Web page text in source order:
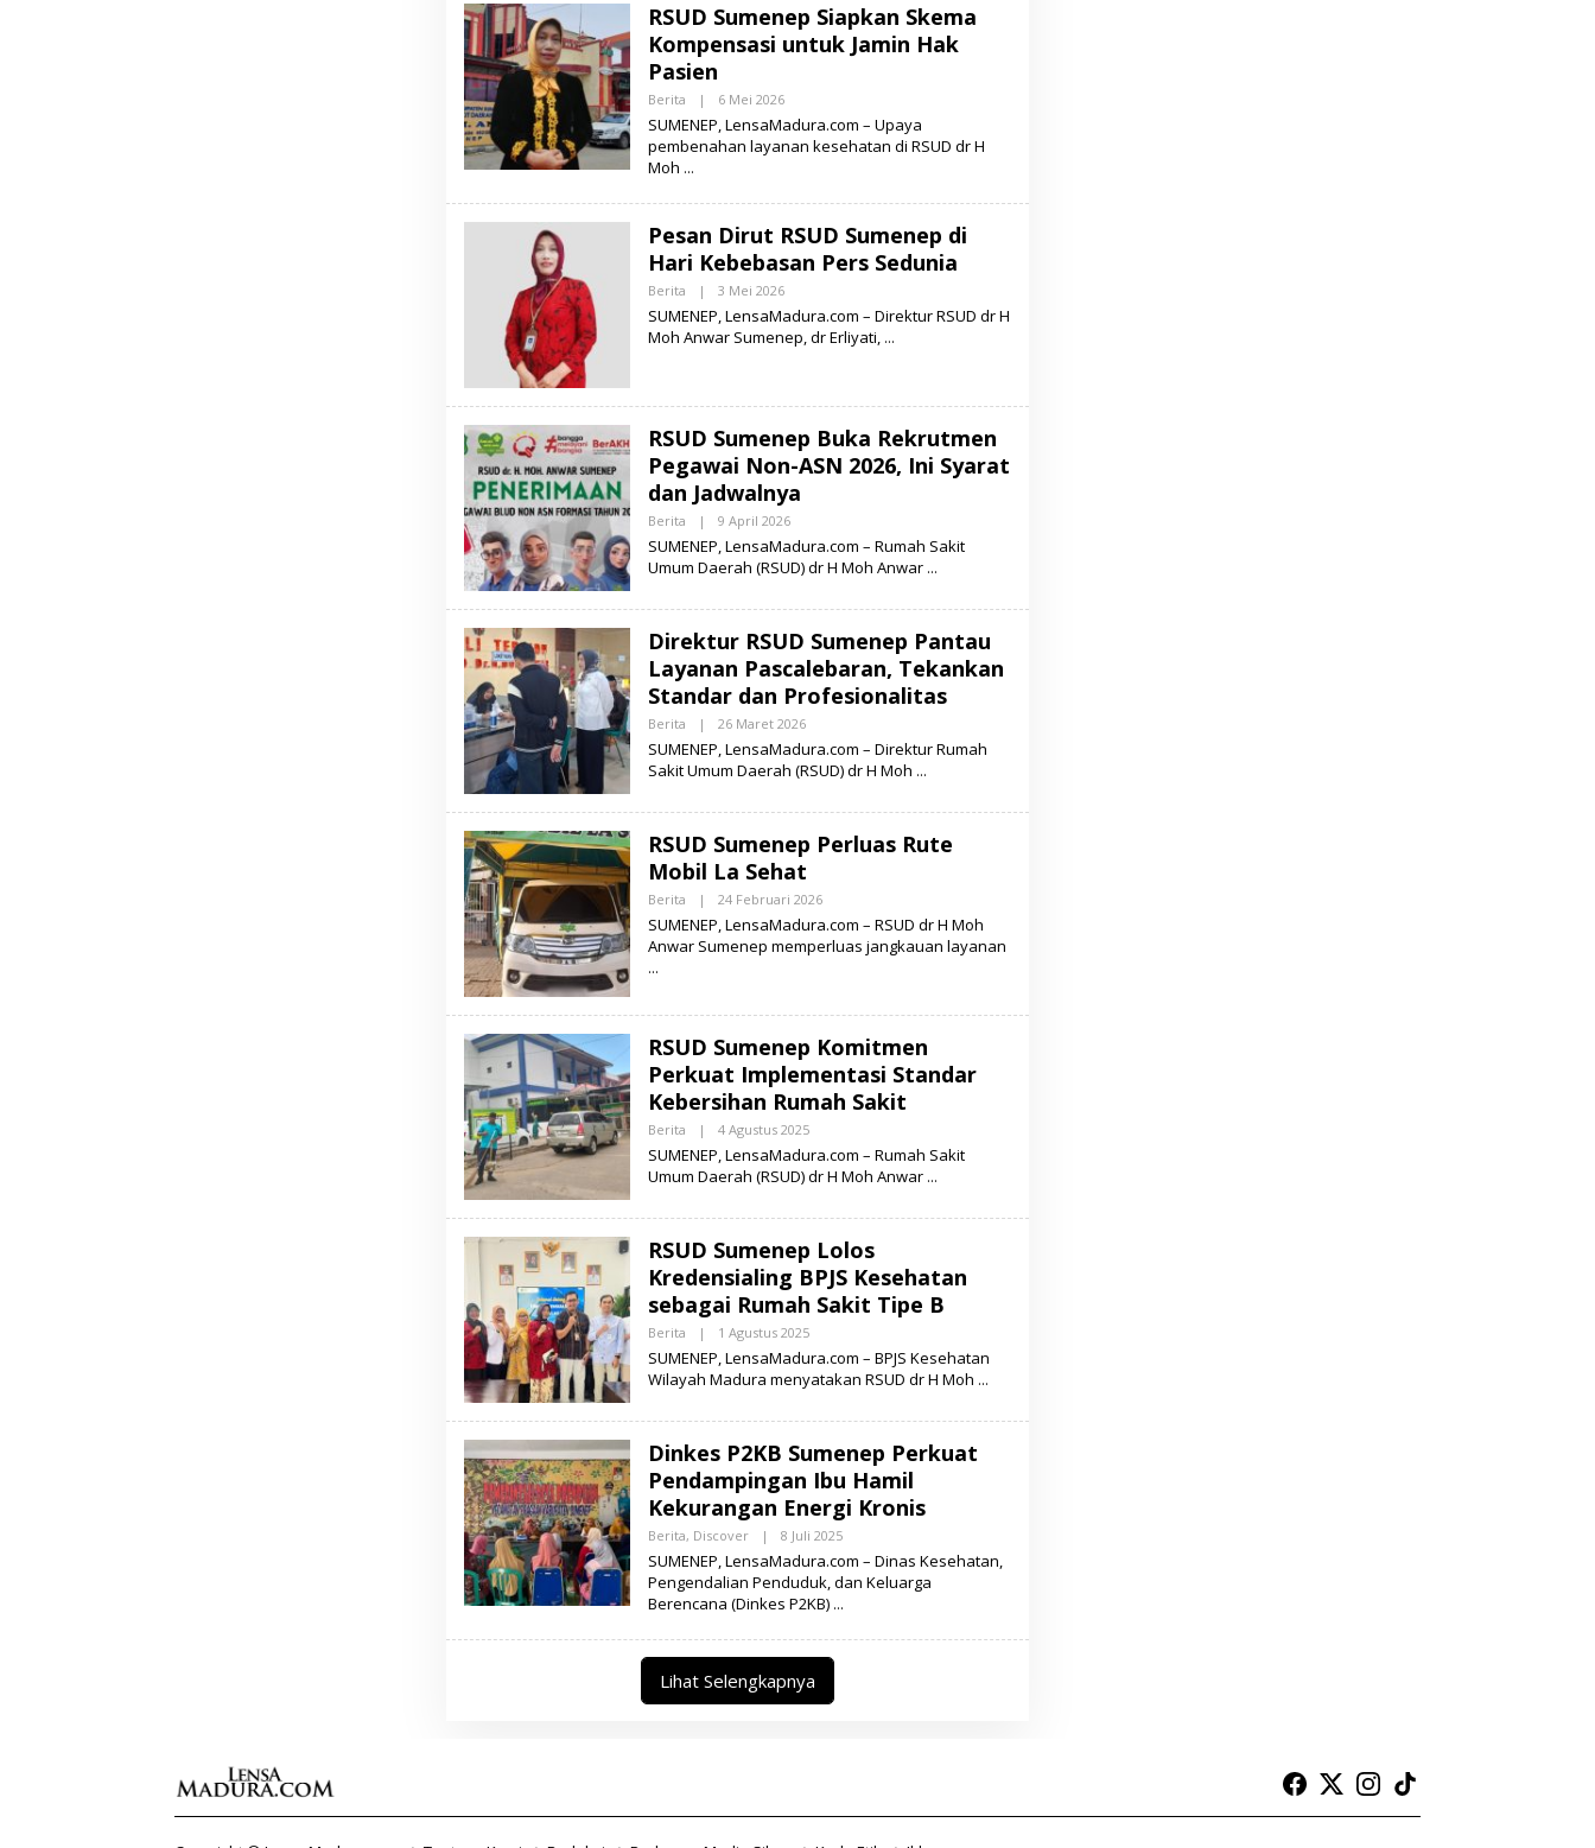
A
M
A
RSUD Sumenep Siapkan Skema
Kompensasi untuk Jamin Hak
Pasien
Berita | 6 Mei 2026O
E
H
A
M
A
U
R
A
SUMENEP, LensaMadura.com – Upaya
pembenahan layanan kesehatan di RSUD dr H
Moh
Pesan Dirut RSUD Sumenep di
Hari Kebebasan Pers Sedunia
Berita | 3 Mei 2026O
E
H
S
M
D
U
R
A
SUMENEP, LensaMadura.com – Direktur RSUD dr H
Moh Anwar Sumenep, dr Erliyati,
RSUD Sumenep Buka Rekrutmen
Pegawai Non-ASN 2026, Ini Syarat
dan Jadwalnya
Berita | 9 April 2026O
E
H
S
A
M
A
D
U
A
SUMENEP, LensaMadura.com – Rumah Sakit
Umum Daerah (RSUD) dr H Moh Anwar
Direktur RSUD Sumenep Pantau
Layanan Pascalebaran, Tekankan
Standar dan Profesionalitas
Berita | 26 Maret 2026O
E
H
S
A
M
D
U
A
SUMENEP, LensaMadura.com – Direktur Rumah
Sakit Umum Daerah (RSUD) dr H Moh
RSUD Sumenep Perluas Rute
Mobil La Sehat
Berita | 24 Februari 2026O
E
H
S
M
D
U
R
SUMENEP, LensaMadura.com – RSUD dr H Moh
Anwar Sumenep memperluas jangkauan layanan
RSUD Sumenep Komitmen
Perkuat Implementasi Standar
Kebersihan Rumah Sakit
Berita | 4 Agustus 2025O
E
H
S
A
M
D
U
A
SUMENEP, LensaMadura.com – Rumah Sakit
Umum Daerah (RSUD) dr H Moh Anwar
RSUD Sumenep Lolos
Kredensialing BPJS Kesehatan
sebagai Rumah Sakit Tipe B
Berita | 1 Agustus 2025O
E
H
S
A
D
U
A
SUMENEP, LensaMadura.com – BPJS Kesehatan
Wilayah Madura menyatakan RSUD dr H Moh
Dinkes P2KB Sumenep Perkuat
Pendampingan Ibu Hamil
Kekurangan Energi Kronis
Berita, Discover | 8 Juli 2025O
E
H
SUMENEP, LensaMadura.com – Dinas Kesehatan,
Pengendalian Penduduk, dan Keluarga
Berencana (Dinkes P2KB)
Lihat Selengkapnya